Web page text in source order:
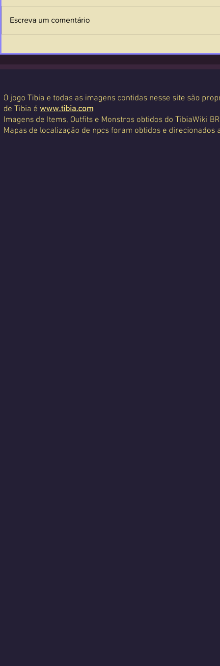
Escreva um comentário
O jogo Tibia e todas as imagens contidas nesse site são
de Tibia é www.tibia.com
Imagens de Items, Outfits e Monstros obtidos do TibiaWiki
Mapas de localização de npcs foram obtidos e direcionados